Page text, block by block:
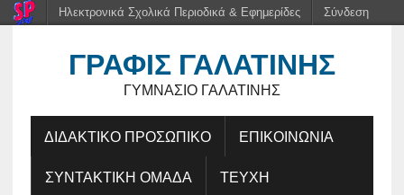
ΓΡΑΦΊΣ ΓΑΛΑΤΙΝΉΣ
ΓΥΜΝΆΣΙΟ ΓΑΛΑΤΙΝΉΣ
ΔΙΔΑΚΤΙΚΟ ΠΡΟΣΩΠΙΚΟ
ΕΠΙΚΟΙΝΩΝΙΑ
ΣΥΝΤΑΚΤΙΚΗ ΟΜΑΔΑ
ΤΕΥΧΗ
Ηλεκτρονικά Σχολικά Περιοδικά & Εφημερίδες Σύνδεση